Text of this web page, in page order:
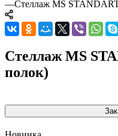
—Стеллаж MS
Стеллаж MS
полок)